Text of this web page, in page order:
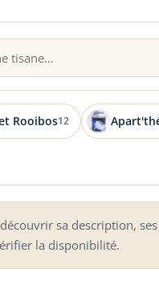
Rooibos12
sa description,
la disponibilité.